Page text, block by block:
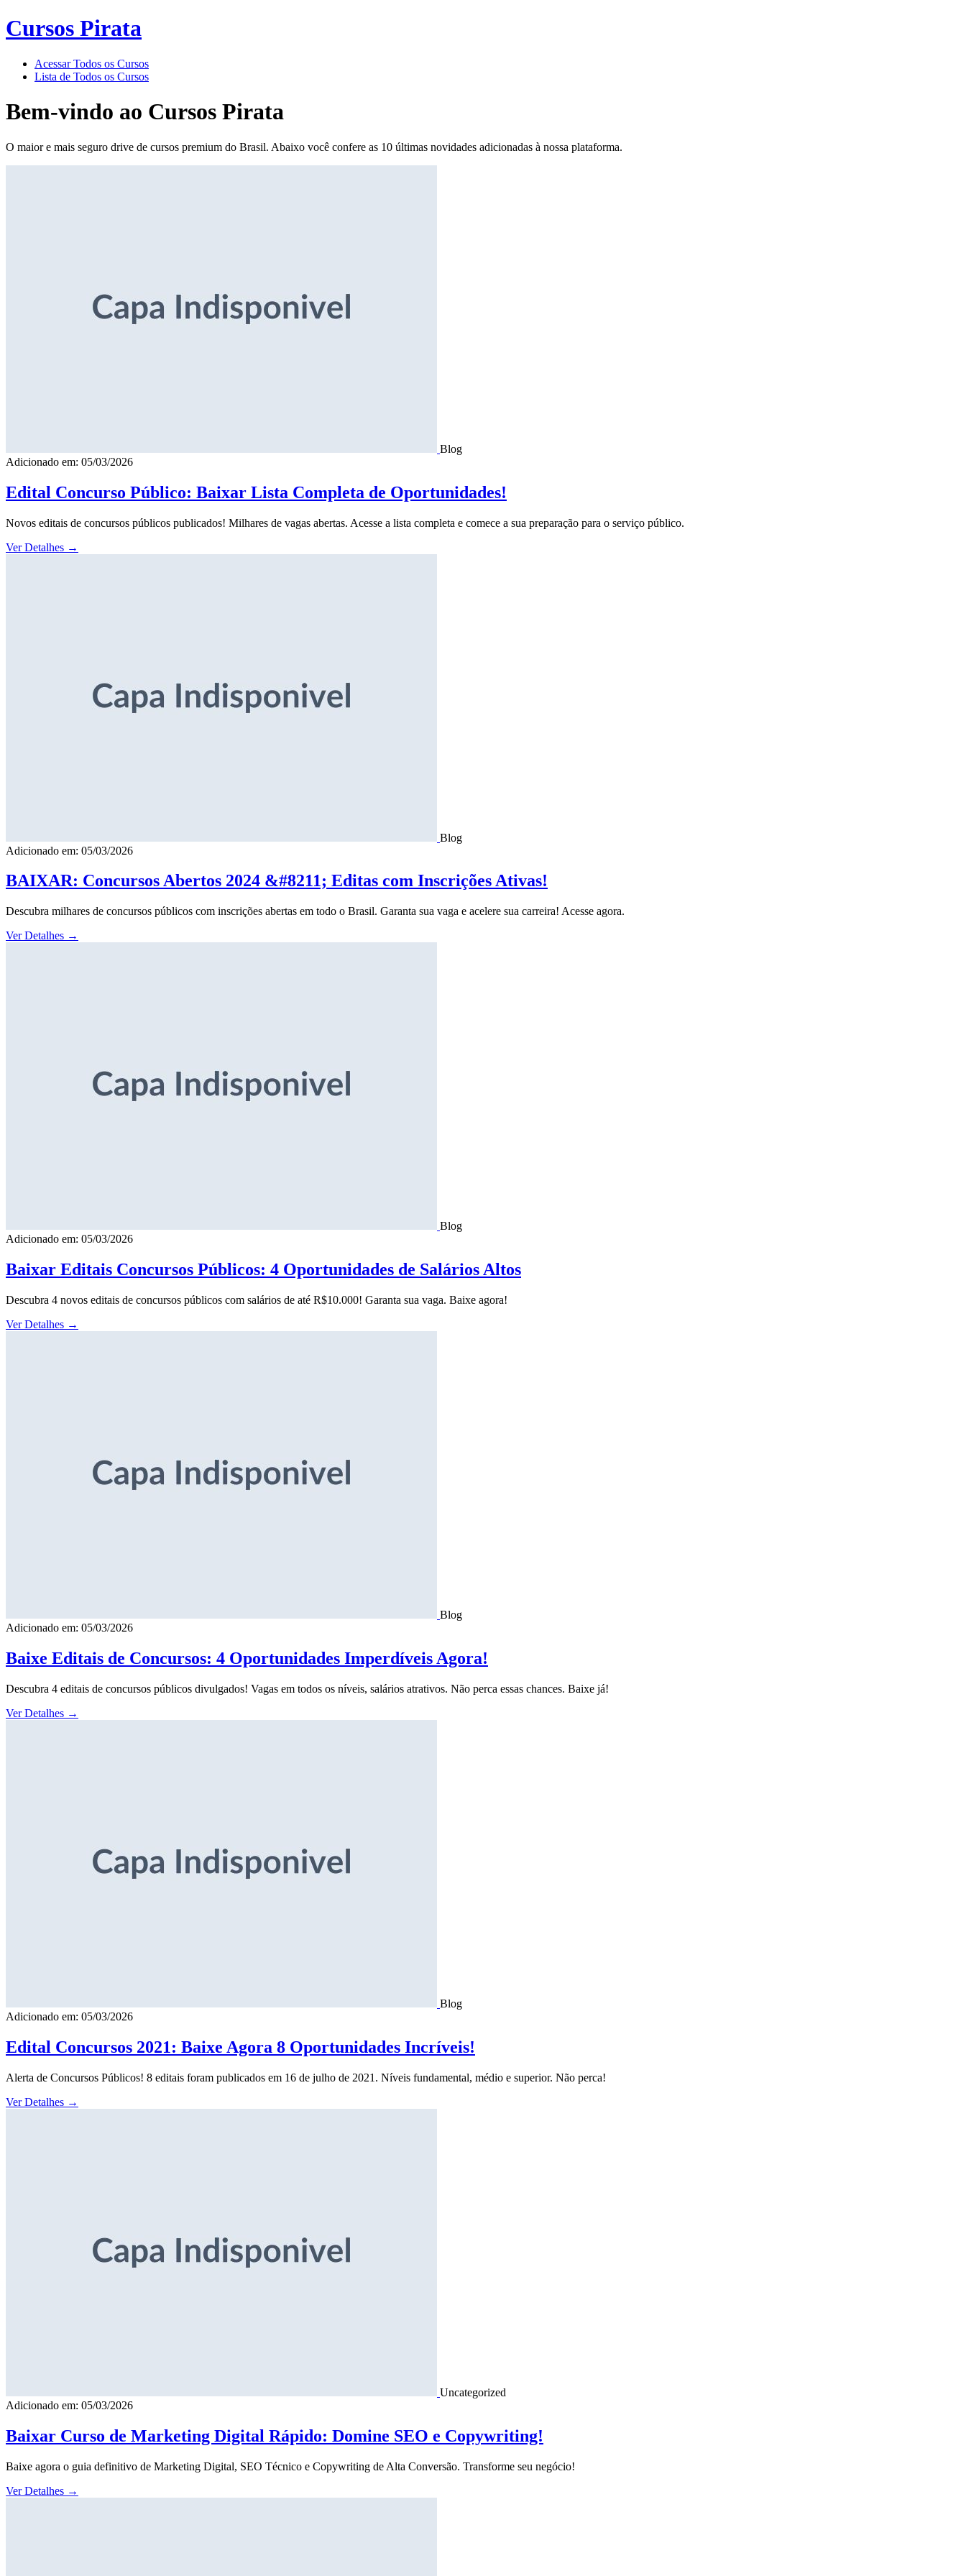
Cursos Pirata
Acessar Todos os Cursos
Lista de Todos os Cursos
Bem-vindo ao Cursos Pirata
O maior e mais seguro drive de cursos premium do Brasil. Abaixo você confere as 10 últimas novidades adicionadas à nossa plataforma.
Blog
Adicionado em: 05/03/2026
Edital Concurso Público: Baixar Lista Completa de Oportunidades!
Novos editais de concursos públicos publicados! Milhares de vagas abertas. Acesse a lista completa e comece a sua preparação para o serviço público.
Ver Detalhes →
Blog
Adicionado em: 05/03/2026
BAIXAR: Concursos Abertos 2024 &#8211; Editas com Inscrições Ativas!
Descubra milhares de concursos públicos com inscrições abertas em todo o Brasil. Garanta sua vaga e acelere sua carreira! Acesse agora.
Ver Detalhes →
Blog
Adicionado em: 05/03/2026
Baixar Editais Concursos Públicos: 4 Oportunidades de Salários Altos
Descubra 4 novos editais de concursos públicos com salários de até R$10.000! Garanta sua vaga. Baixe agora!
Ver Detalhes →
Blog
Adicionado em: 05/03/2026
Baixe Editais de Concursos: 4 Oportunidades Imperdíveis Agora!
Descubra 4 editais de concursos públicos divulgados! Vagas em todos os níveis, salários atrativos. Não perca essas chances. Baixe já!
Ver Detalhes →
Blog
Adicionado em: 05/03/2026
Edital Concursos 2021: Baixe Agora 8 Oportunidades Incríveis!
Alerta de Concursos Públicos! 8 editais foram publicados em 16 de julho de 2021. Níveis fundamental, médio e superior. Não perca!
Ver Detalhes →
Uncategorized
Adicionado em: 05/03/2026
Baixar Curso de Marketing Digital Rápido: Domine SEO e Copywriting!
Baixe agora o guia definitivo de Marketing Digital, SEO Técnico e Copywriting de Alta Conversão. Transforme seu negócio!
Ver Detalhes →